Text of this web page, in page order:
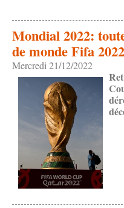
Mondial 2022:
de monde Fifa 2022
Mercredi 21/12/2022